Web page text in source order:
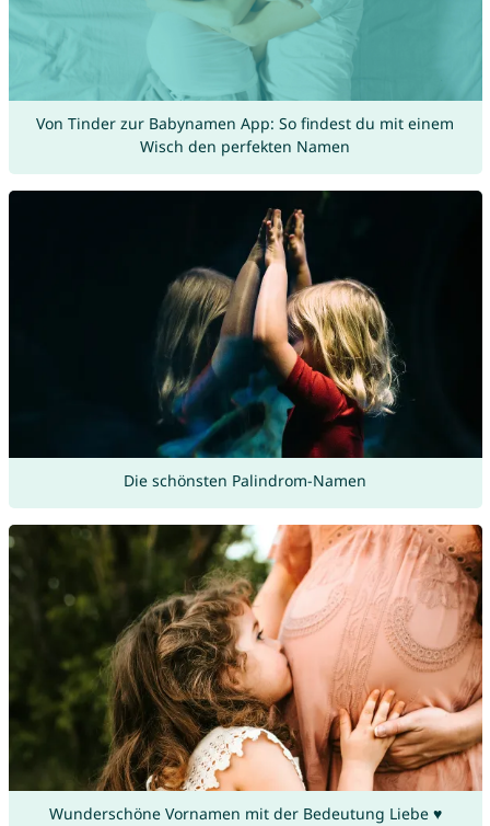
Von Tinder zur Babynamen App: So findest du mit einem
Wisch den perfekten Namen
Die schönsten Palindrom-Namen
Wunderschöne Vornamen mit der Bedeutung Liebe ♥